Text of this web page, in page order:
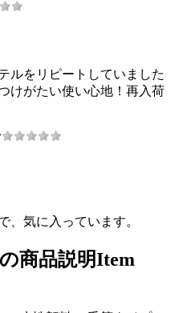
ルをリピートしていました
けがたい使い心地！再入荷
、気に入っています。
商品説明Item